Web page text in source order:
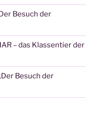
Besuch der
– das Klassentier der
Besuch der